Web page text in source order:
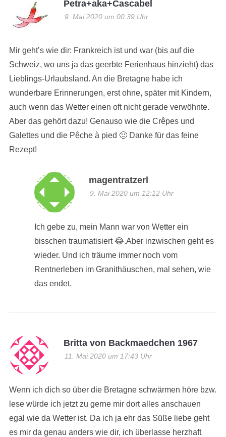
Petra+aka+Cascabel
9. Mai 2020 um 00:39 Uhr
Mir geht’s wie dir: Frankreich ist und war (bis auf die
Schweiz, wo uns ja das geerbte Ferienhaus hinzieht) das
Lieblings-Urlaubsland. An die Bretagne habe ich
wunderbare Erinnerungen, erst ohne, später mit Kindern,
auch wenn das Wetter einen oft nicht gerade verwöhnte.
Aber das gehört dazu! Genauso wie die Crêpes und
Galettes und die Pêche à pied 🙂 Danke für das feine
Rezept!
magentratzerl
9. Mai 2020 um 12:12 Uhr
Ich gebe zu, mein Mann war von Wetter ein
bisschen traumatisiert 😂.Aber inzwischen geht es
wieder. Und ich träume immer noch vom
Rentnerleben im Granithäuschen, mal sehen, wie
das endet.
Britta von Backmaedchen 1967
11. Mai 2020 um 17:43 Uhr
Wenn ich dich so über die Bretagne schwärmen höre bzw.
lese würde ich jetzt zu gerne mir dort alles anschauen
egal wie da Wetter ist. Da ich ja ehr das Süße liebe geht
es mir da genau anders wie dir, ich überlasse herzhaft